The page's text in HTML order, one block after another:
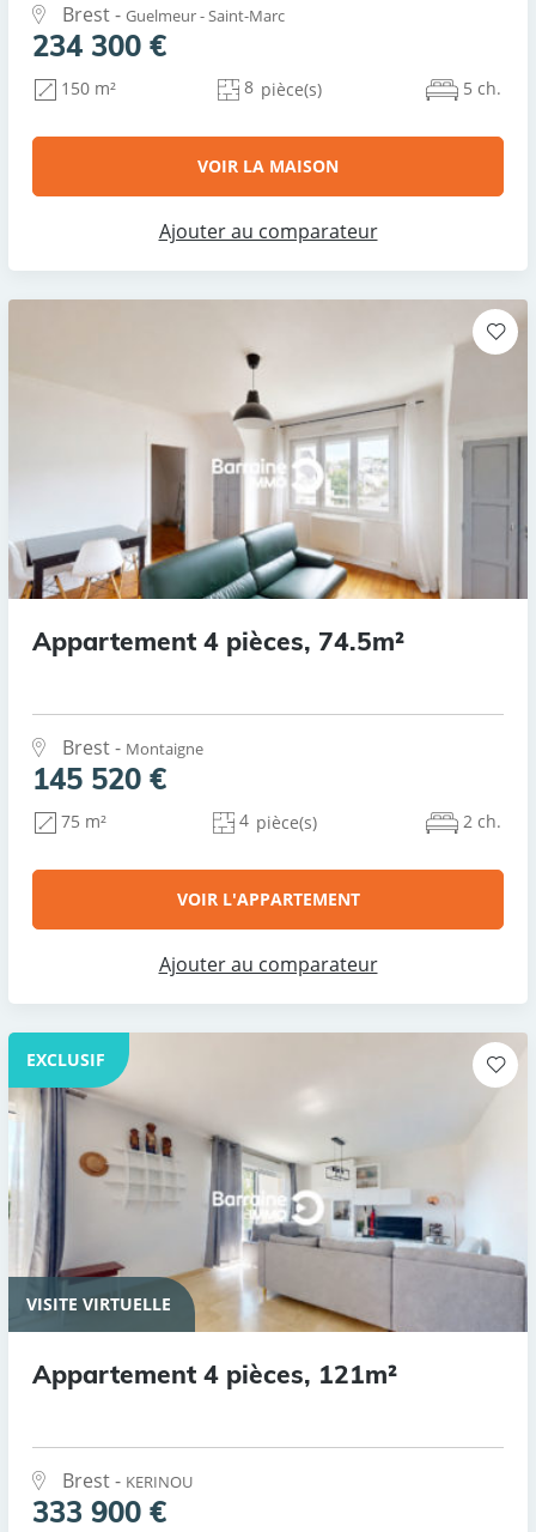
Brest - Guelmeur - Saint-Marc
234 300 €
150 m² 8 pièce(s) 5 ch.
VOIR LA MAISON
Ajouter au comparateur
Appartement 4 pièces, 74.5m²
Brest - Montaigne
145 520 €
75 m² 4 pièce(s) 2 ch.
VOIR L'APPARTEMENT
Ajouter au comparateur
EXCLUSIF
VISITE VIRTUELLE
Appartement 4 pièces, 121m²
Brest - KERINOU
333 900 €